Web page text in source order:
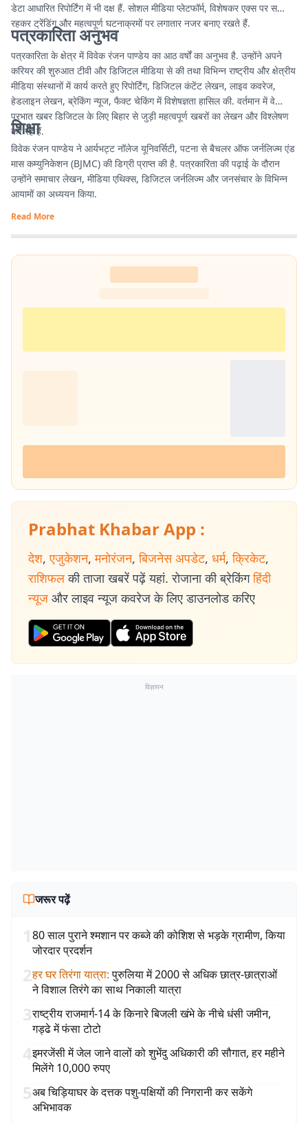
डेटा आधारित रिपोर्टिंग में भी दक्ष हैं. सोशल मीडिया प्लेटफॉर्म, विशेषकर एक्स पर सक्रिय
रहकर ट्रेंडिंग और महत्वपूर्ण घटनाक्रमों पर लगातार नजर बनाए रखते हैं.
पत्रकारिता अनुभव
पत्रकारिता के क्षेत्र में विवेक रंजन पाण्डेय का आठ वर्षों का अनुभव है. उन्होंने अपने
करियर की शुरुआत टीवी और डिजिटल मीडिया से की तथा विभिन्न राष्ट्रीय और क्षेत्रीय
मीडिया संस्थानों में कार्य करते हुए रिपोर्टिंग, डिजिटल कंटेंट लेखन, लाइव कवरेज,
हेडलाइन लेखन, ब्रेकिंग न्यूज, फैक्ट चेकिंग में विशेषज्ञता हासिल की. वर्तमान में वे
प्रभात खबर डिजिटल के लिए बिहार से जुड़ी महत्वपूर्ण खबरों का लेखन और विश्लेषण
कर रहे हैं.
शिक्षा
विवेक रंजन पाण्डेय ने आर्यभट्ट नॉलेज यूनिवर्सिटी, पटना से बैचलर ऑफ जर्नलिज्म एंड
मास कम्युनिकेशन (BJMC) की डिग्री प्राप्त की है. पत्रकारिता की पढ़ाई के दौरान
उन्होंने समाचार लेखन, मीडिया एथिक्स, डिजिटल जर्नलिज्म और जनसंचार के विभिन्न
आयामों का अध्ययन किया.
Read More
Prabhat Khabar App :
देश, एजुकेशन, मनोरंजन, बिजनेस अपडेट, धर्म, क्रिकेट,
राशिफल की ताजा खबरें पढ़ें यहां. रोजाना की ब्रेकिंग हिंदी
न्यूज और लाइव न्यूज कवरेज के लिए डाउनलोड करिए
विज्ञापन
जरूर पढ़ें
180 साल पुराने श्मशान पर कब्जे की कोशिश से भड़के ग्रामीण, किया
जोरदार प्रदर्शन
2हर घर तिरंगा यात्रा: पुरुलिया में 2000 से अधिक छात्र-छात्राओं
ने विशाल तिरंगे का साथ निकाली यात्रा
3राष्ट्रीय राजमार्ग-14 के किनारे बिजली खंभे के नीचे धंसी जमीन,
गड्ढे में फंसा टोटो
4इमरजेंसी में जेल जाने वालों को शुभेंदु अधिकारी की सौगात, हर महीने
मिलेंगे 10,000 रुपए
5अब चिड़ियाघर के दत्तक पशु-पक्षियों की निगरानी कर सकेंगे
अभिभावक